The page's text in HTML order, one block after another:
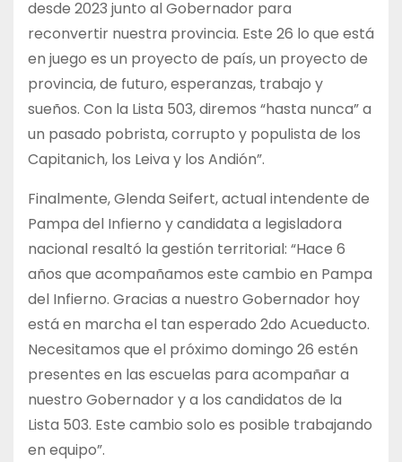
desde 2023 junto al Gobernador para
reconvertir nuestra provincia. Este 26 lo que está
en juego es un proyecto de país, un proyecto de
provincia, de futuro, esperanzas, trabajo y
sueños. Con la Lista 503, diremos “hasta nunca” a
un pasado pobrista, corrupto y populista de los
Capitanich, los Leiva y los Andión”.
Finalmente, Glenda Seifert, actual intendente de
Pampa del Infierno y candidata a legisladora
nacional resaltó la gestión territorial: “Hace 6
años que acompañamos este cambio en Pampa
del Infierno. Gracias a nuestro Gobernador hoy
está en marcha el tan esperado 2do Acueducto.
Necesitamos que el próximo domingo 26 estén
presentes en las escuelas para acompañar a
nuestro Gobernador y a los candidatos de la
Lista 503. Este cambio solo es posible trabajando
en equipo”.